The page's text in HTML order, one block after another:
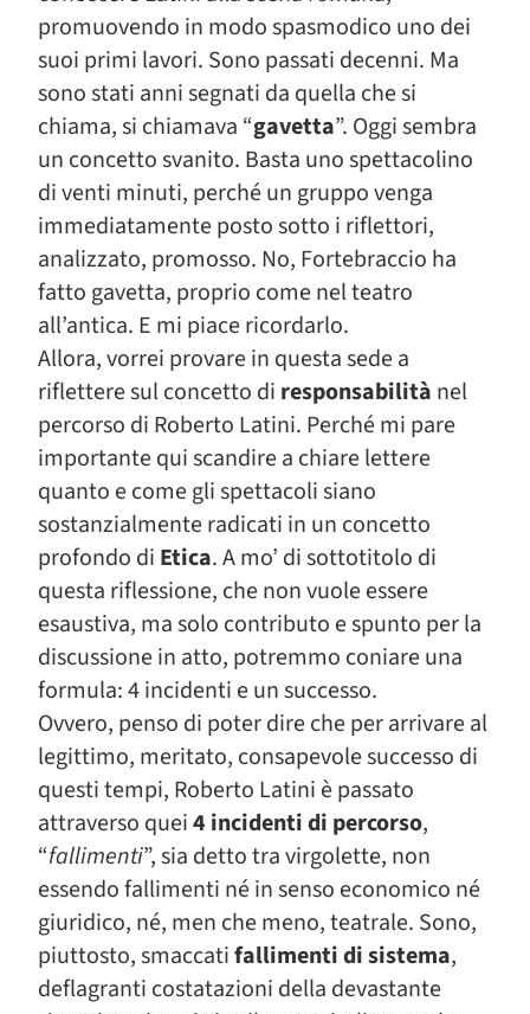
promuovendo in modo spasmodico uno dei
suoi primi lavori. Sono passati decenni. Ma
sono stati anni segnati da quella che si
chiama, si chiamava “gavetta”. Oggi sembra
un concetto svanito. Basta uno spettacolino
di venti minuti, perché un gruppo venga
immediatamente posto sotto i riflettori,
analizzato, promosso. No, Fortebraccio ha
fatto gavetta, proprio come nel teatro
all’antica. E mi piace ricordarlo.
Allora, vorrei provare in questa sede a
riflettere sul concetto di responsabilità nel
percorso di Roberto Latini. Perché mi pare
importante qui scandire a chiare lettere
quanto e come gli spettacoli siano
sostanzialmente radicati in un concetto
profondo di Etica. A mo’ di sottotitolo di
questa riflessione, che non vuole essere
esaustiva, ma solo contributo e spunto per la
discussione in atto, potremmo coniare una
formula: 4 incidenti e un successo.
Ovvero, penso di poter dire che per arrivare al
legittimo, meritato, consapevole successo di
questi tempi, Roberto Latini è passato
attraverso quei4 incidenti di percorso,
“fallimenti”, sia detto tra virgolette, non
essendo fallimenti né in senso economico né
giuridico, né, men che meno, teatrale. Sono,
piuttosto, smaccatifallimenti di sistema,
deflagranti costatazioni della devastante